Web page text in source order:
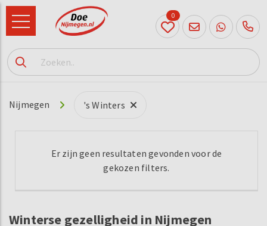
024
204
0
Nijmegen 's Winters
Er zijn geen resultaten gevonden voor de
gekozen filters.
Winterse gezelligheid in Nijmegen